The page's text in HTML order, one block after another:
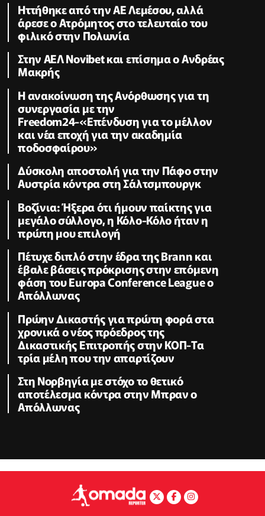
Ηττήθηκε από την ΑΕ Λεμέσου, αλλά
άρεσε ο Ατρόμητος στο τελευταίο του
φιλικό στην Πολωνία
Στην ΑΕΛ Novibet και επίσημα ο Ανδρέας
Μακρής
H ανακοίνωση της Ανόρθωσης για τη
συνεργασία με την
Freedom24-«Επένδυση για το μέλλον
και νέα εποχή για την ακαδημία
ποδοσφαίρου»
Δύσκολη αποστολή για την Πάφο στην
Αυστρία κόντρα στη Σάλτσμπουργκ
Βοζίνια: Ήξερα ότι ήμουν παίκτης για
μεγάλο σύλλογο, η Κόλο-Κόλο ήταν η
πρώτη μου επιλογή
Πέτυχε διπλό στην έδρα της Brann και
έβαλε βάσεις πρόκρισης στην επόμενη
φάση του Europa Conference League ο
Απόλλωνας
Πρώην Δικαστής για πρώτη φορά στα
χρονικά ο νέος πρόεδρος της
Δικαστικής Επιτροπής στην ΚΟΠ-Τα
τρία μέλη που την απαρτίζουν
Στη Νορβηγία με στόχο το θετικό
αποτέλεσμα κόντρα στην Μπραν ο
Απόλλωνας